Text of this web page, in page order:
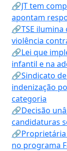
🔗JT tem
apontam
🔗TSE
violência
🔗Lei que
infantil e na
🔗Sindicato
indenização
categoria
🔗Decisão
candidaturas
no programa